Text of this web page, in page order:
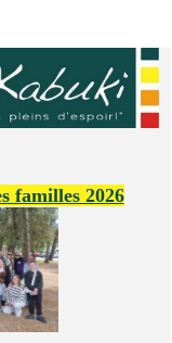
familles 2026